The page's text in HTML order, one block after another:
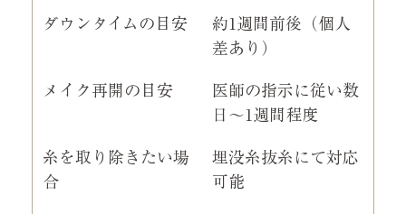
ダウンタイムの目安
約1週間前後（個人
差あり）
メイク再開の目安
医師の指示に従い数
日〜1週間程度
糸を取り除きたい場
合
埋没糸抜糸にて対応
可能